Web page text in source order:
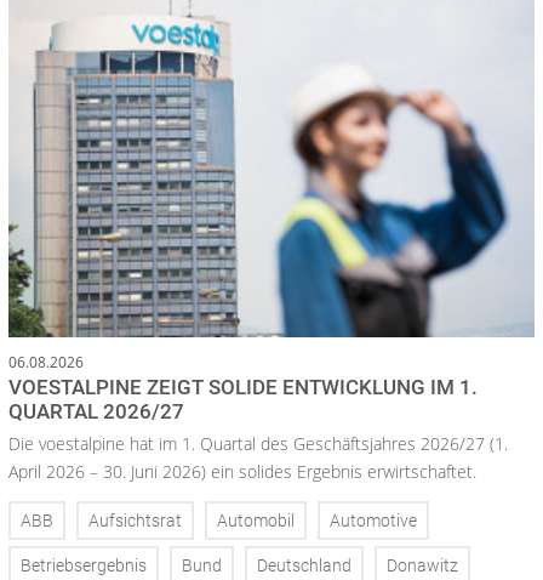
06.08.2026
VOESTALPINE ZEIGT SOLIDE ENTWICKLUNG IM 1.
QUARTAL 2026/27
Die voestalpine hat im 1. Quartal des Geschäftsjahres 2026/27 (1.
April 2026 – 30. Juni 2026) ein solides Ergebnis erwirtschaftet.
ABB Aufsichtsrat Automobil Automotive
Betriebsergebnis Bund Deutschland Donawitz